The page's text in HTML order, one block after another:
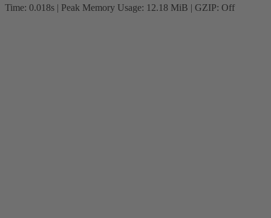
Time: 0.018s | Peak Memory Usage: 12.18 MiB | GZIP: Off